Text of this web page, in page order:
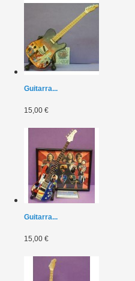
Guitarra...
15,00 €
Guitarra...
15,00 €